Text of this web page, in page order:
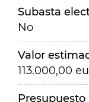
Subasta
No
Valor
113.000,00